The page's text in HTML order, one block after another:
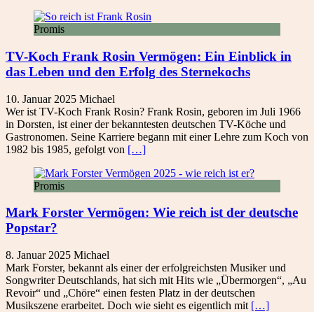
Promis
TV-Koch Frank Rosin Vermögen: Ein Einblick in
das Leben und den Erfolg des Sternekochs
10. Januar 2025 Michael
Wer ist TV-Koch Frank Rosin? Frank Rosin, geboren im Juli 1966
in Dorsten, ist einer der bekanntesten deutschen TV-Köche und
Gastronomen. Seine Karriere begann mit einer Lehre zum Koch von
1982 bis 1985, gefolgt von […]
Promis
Mark Forster Vermögen: Wie reich ist der deutsche
Popstar?
8. Januar 2025 Michael
Mark Forster, bekannt als einer der erfolgreichsten Musiker und
Songwriter Deutschlands, hat sich mit Hits wie „Übermorgen“, „Au
Revoir“ und „Chöre“ einen festen Platz in der deutschen
Musikszene erarbeitet. Doch wie sieht es eigentlich mit […]